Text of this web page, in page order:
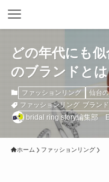
どの年代にも
のブランドと
ファッションリング
仙台
ファッションリング ブランド
bridal ring story編集部
ホーム ファッションリング